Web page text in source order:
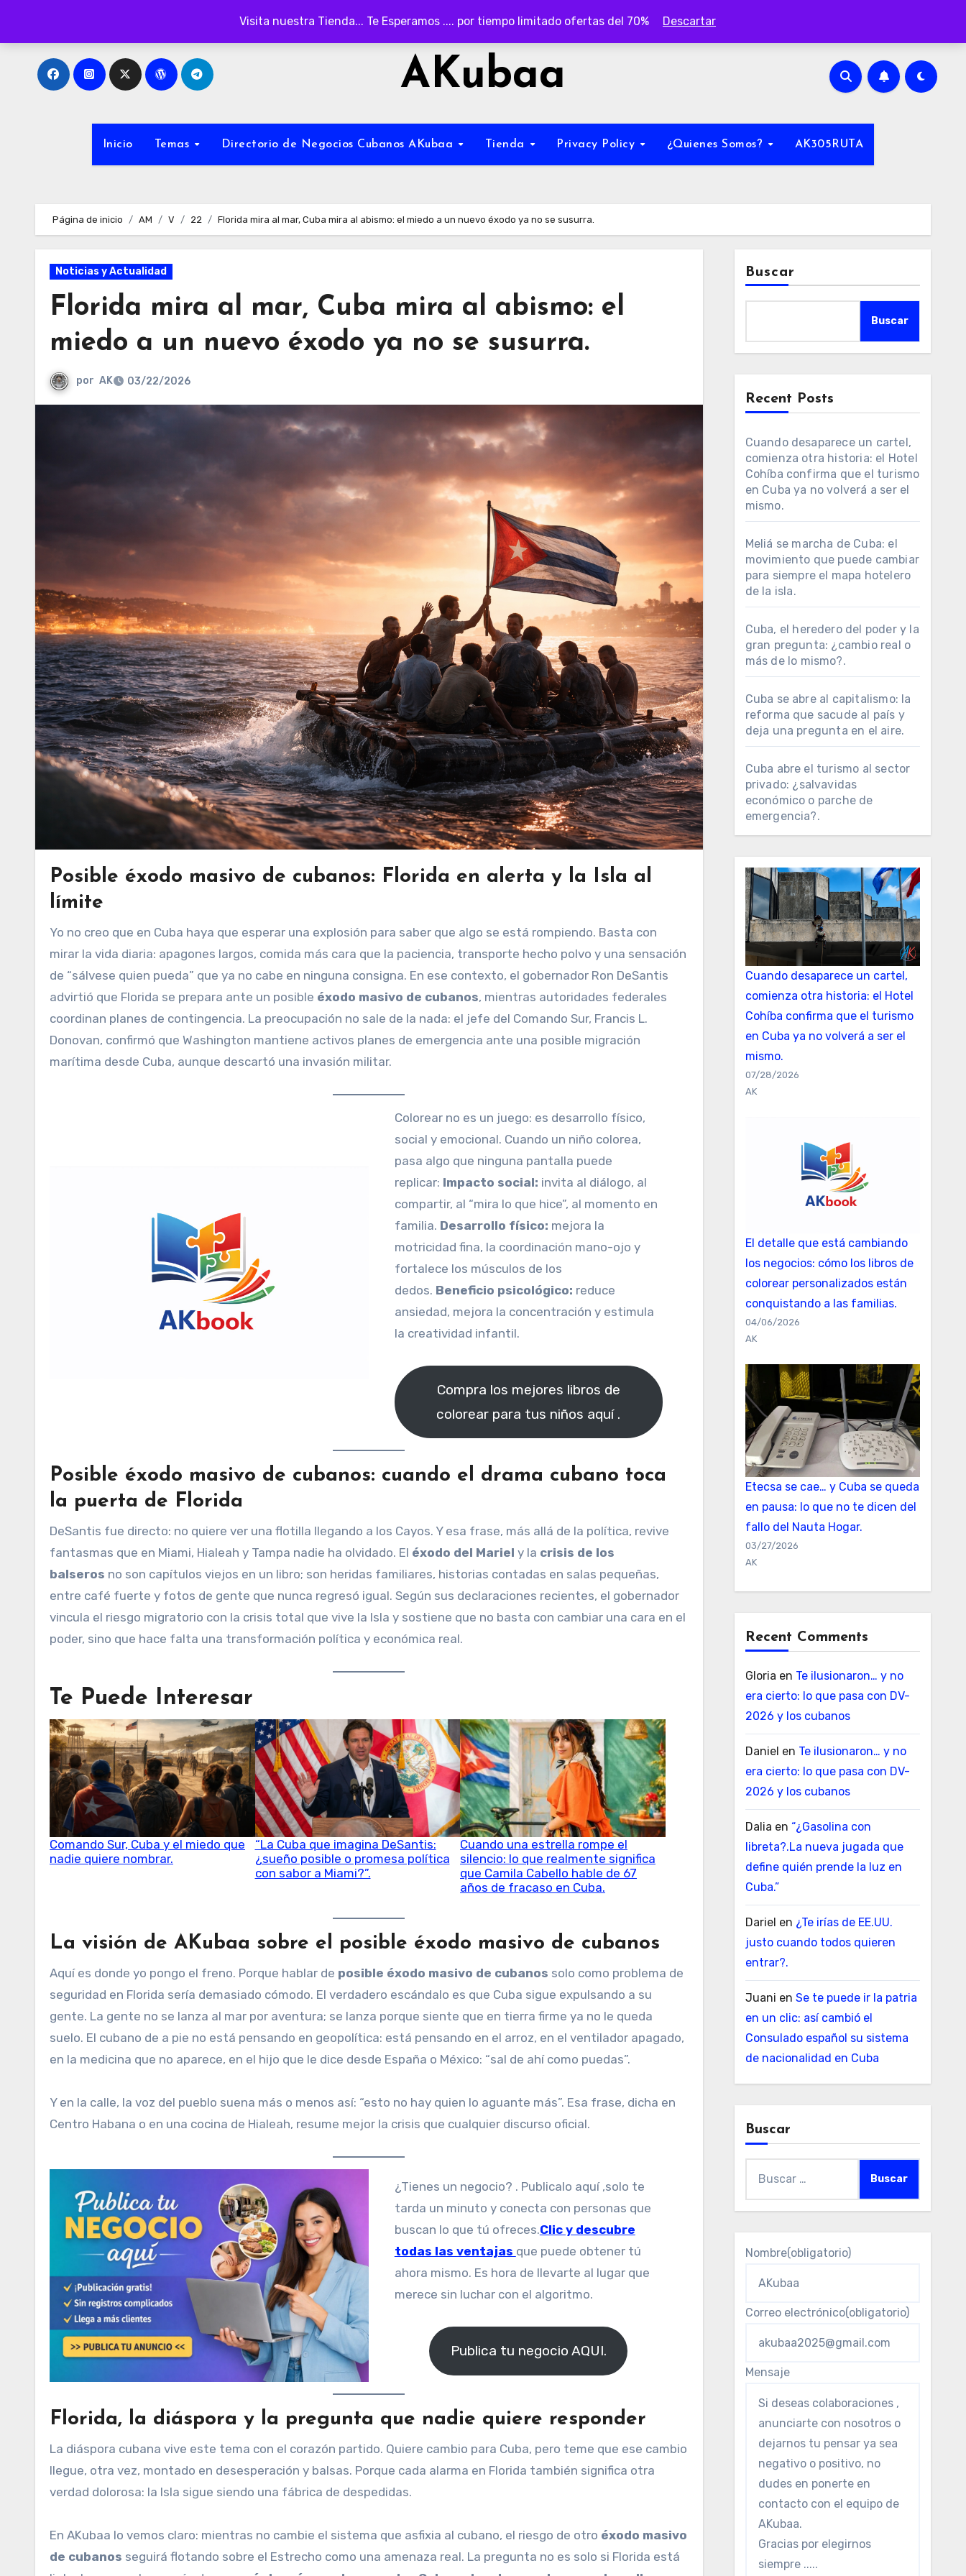
Visita nuestra Tienda... Te Esperamos .... por tiempo limitado ofertas del 70% Descartar
AKubaa
Inicio Temas Directorio de Negocios Cubanos AKubaa Tienda Privacy Policy ¿Quienes Somos? AK305RUTA
Página de inicio AM V 22 Florida mira al mar, Cuba mira al abismo: el miedo a un nuevo éxodo ya no se susurra.
Noticias y Actualidad
Florida mira al mar, Cuba mira al abismo: el
miedo a un nuevo éxodo ya no se susurra.
por AK 03/22/2026
Posible éxodo masivo de cubanos: Florida en alerta y la Isla al
límite
Yo no creo que en Cuba haya que esperar una explosión para saber que algo se está rompiendo. Basta con
mirar la vida diaria: apagones largos, comida más cara que la paciencia, transporte hecho polvo y una sensación
de “sálvese quien pueda” que ya no cabe en ninguna consigna. En ese contexto, el gobernador Ron DeSantis
advirtió que Florida se prepara ante un posible éxodo masivo de cubanos, mientras autoridades federales
coordinan planes de contingencia. La preocupación no sale de la nada: el jefe del Comando Sur, Francis L.
Donovan, confirmó que Washington mantiene activos planes de emergencia ante una posible migración
marítima desde Cuba, aunque descartó una invasión militar.
Colorear no es un juego: es desarrollo físico,
social y emocional. Cuando un niño colorea,
pasa algo que ninguna pantalla puede
replicar: Impacto social: invita al diálogo, al
compartir, al “mira lo que hice”, al momento en
familia. Desarrollo físico: mejora la
motricidad fina, la coordinación mano-ojo y
fortalece los músculos de los
dedos. Beneficio psicológico: reduce
ansiedad, mejora la concentración y estimula
la creatividad infantil.
Compra los mejores libros de
colorear para tus niños aquí .
Posible éxodo masivo de cubanos: cuando el drama cubano toca
la puerta de Florida
DeSantis fue directo: no quiere ver una flotilla llegando a los Cayos. Y esa frase, más allá de la política, revive
fantasmas que en Miami, Hialeah y Tampa nadie ha olvidado. El éxodo del Mariel y la crisis de los
balseros no son capítulos viejos en un libro; son heridas familiares, historias contadas en salas pequeñas,
entre café fuerte y fotos de gente que nunca regresó igual. Según sus declaraciones recientes, el gobernador
vincula el riesgo migratorio con la crisis total que vive la Isla y sostiene que no basta con cambiar una cara en el
poder, sino que hace falta una transformación política y económica real.
Te Puede Interesar
Comando Sur, Cuba y el miedo que
nadie quiere nombrar.
“La Cuba que imagina DeSantis:
¿sueño posible o promesa política
con sabor a Miami?”.
Cuando una estrella rompe el
silencio: lo que realmente significa
que Camila Cabello hable de 67
años de fracaso en Cuba.
La visión de AKubaa sobre el posible éxodo masivo de cubanos
Aquí es donde yo pongo el freno. Porque hablar de posible éxodo masivo de cubanos solo como problema de
seguridad en Florida sería demasiado cómodo. El verdadero escándalo es que Cuba sigue expulsando a su
gente. La gente no se lanza al mar por aventura; se lanza porque siente que en tierra firme ya no le queda
suelo. El cubano de a pie no está pensando en geopolítica: está pensando en el arroz, en el ventilador apagado,
en la medicina que no aparece, en el hijo que le dice desde España o México: “sal de ahí como puedas”.
Y en la calle, la voz del pueblo suena más o menos así: “esto no hay quien lo aguante más”. Esa frase, dicha en
Centro Habana o en una cocina de Hialeah, resume mejor la crisis que cualquier discurso oficial.
¿Tienes un negocio? . Publicalo aquí ,solo te
tarda un minuto y conecta con personas que
buscan lo que tú ofreces.Clic y descubre
todas las ventajas que puede obtener tú
ahora mismo. Es hora de llevarte al lugar que
merece sin luchar con el algoritmo.
Publica tu negocio AQUI.
Florida, la diáspora y la pregunta que nadie quiere responder
La diáspora cubana vive este tema con el corazón partido. Quiere cambio para Cuba, pero teme que ese cambio
llegue, otra vez, montado en desesperación y balsas. Porque cada alarma en Florida también significa otra
verdad dolorosa: la Isla sigue siendo una fábrica de despedidas.
En AKubaa lo vemos claro: mientras no cambie el sistema que asfixia al cubano, el riesgo de otro éxodo masivo
de cubanos seguirá flotando sobre el Estrecho como una amenaza real. La pregunta no es solo si Florida está
Buscar
Buscar
Recent Posts
Cuando desaparece un cartel,
comienza otra historia: el Hotel
Cohíba confirma que el turismo
en Cuba ya no volverá a ser el
mismo.
Meliá se marcha de Cuba: el
movimiento que puede cambiar
para siempre el mapa hotelero
de la isla.
Cuba, el heredero del poder y la
gran pregunta: ¿cambio real o
más de lo mismo?.
Cuba se abre al capitalismo: la
reforma que sacude al país y
deja una pregunta en el aire.
Cuba abre el turismo al sector
privado: ¿salvavidas
económico o parche de
emergencia?.
Cuando desaparece un cartel,
comienza otra historia: el Hotel
Cohíba confirma que el turismo
en Cuba ya no volverá a ser el
mismo.
07/28/2026
AK
El detalle que está cambiando
los negocios: cómo los libros de
colorear personalizados están
conquistando a las familias.
04/06/2026
AK
Etecsa se cae… y Cuba se queda
en pausa: lo que no te dicen del
fallo del Nauta Hogar.
03/27/2026
AK
Recent Comments
Gloria en Te ilusionaron… y no
era cierto: lo que pasa con DV-
2026 y los cubanos
Daniel en Te ilusionaron… y no
era cierto: lo que pasa con DV-
2026 y los cubanos
Dalia en “¿Gasolina con
libreta?.La nueva jugada que
define quién prende la luz en
Cuba.”
Dariel en ¿Te irías de EE.UU.
justo cuando todos quieren
entrar?.
Juani en Se te puede ir la patria
en un clic: así cambió el
Consulado español su sistema
de nacionalidad en Cuba
Buscar
Nombre(obligatorio)
Correo electrónico(obligatorio)
Mensaje